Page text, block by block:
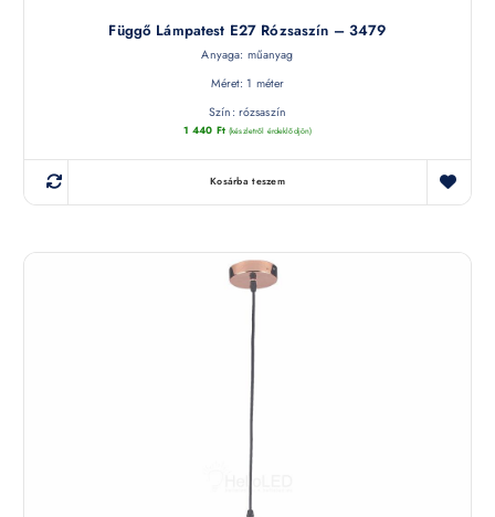
Függő Lámpatest E27 Rózsaszín – 3479
Anyaga: műanyag
Méret: 1 méter
Szín: rózsaszín
1 440 Ft (készletről érdeklődjön)
Kosárba teszem